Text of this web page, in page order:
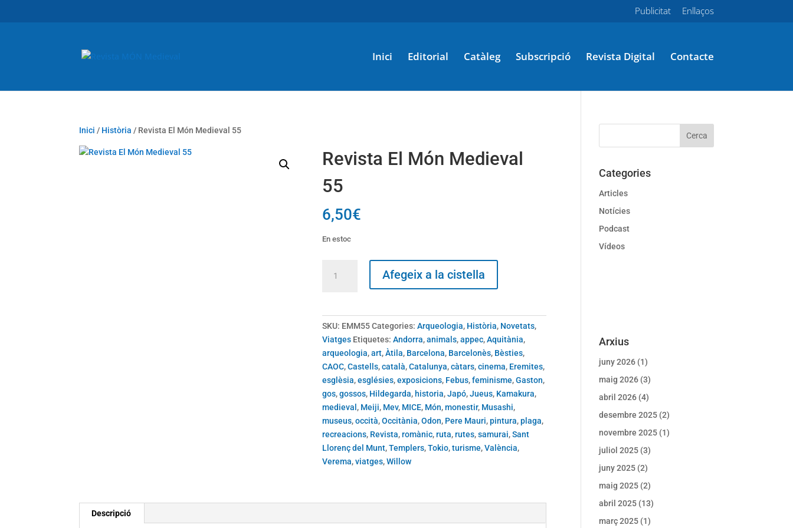
Publicitat Enllaços
Inici Editorial Catàleg Subscripció Revista Digital Contacte
Inici / Història / Revista El Món Medieval 55
Revista El Món Medieval
55
6,50€
En estoc
Afegeix a la cistella
SKU: EMM55Categories:Arqueologia, Història, Novetats,
Viatges Etiquetes:Andorra,animals,appec,Aquitània,
arqueologia,art,Àtila, Barcelona, Barcelonès, Bèsties,
CAOC,Castells,català,Catalunya,càtars,cinema, Eremites,
esglèsia,esglésies,exposicions, Febus,feminisme,Gaston,
gos,gossos, Hildegarda, historia,Japó,Jueus, Kamakura,
medieval , Meiji, Mev, MICE, Món,monestir, Musashi,
museus,occità,Occitània,Odon, Pere Mauri,pintura,plaga,
recreacions, Revista,romànic,ruta,rutes,samurai,Sant
Llorenç del Munt,Templers,Tokio,turisme,València,
Verema,viatges,Willow
Descripció
Categories
Articles
Notícies
Podcast
Vídeos
Arxius
juny 2026 (1)
maig 2026 (3)
abril 2026 (4)
desembre 2025 (2)
novembre 2025 (1)
juliol 2025 (3)
juny 2025 (2)
maig 2025 (2)
abril 2025 (13)
març 2025 (1)